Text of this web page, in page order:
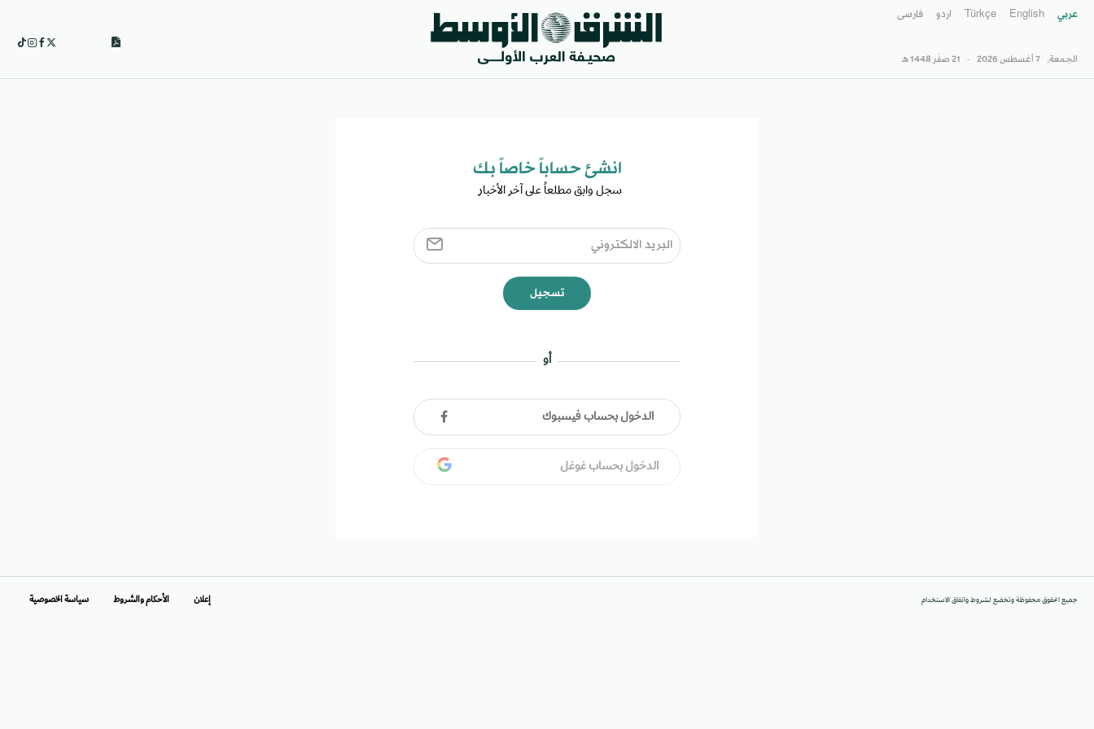
عربي English
Türkçe اردو فارسى
الجمعة, 7 أغسطس 2026 - 21 صفَر 1448 هـ
انشئ حساباً خاصاً بك​
سجل وابق مطلعاً على آخر الأخبار ​
تسجيل
أو
الدخول بحساب فيسبوك
الدخول بحساب غوغل
جميع الحقوق محفوظة وتخضع لشروط واتفاق الاستخدام إعلان الأحكام والشروط سياسة الخصوصية